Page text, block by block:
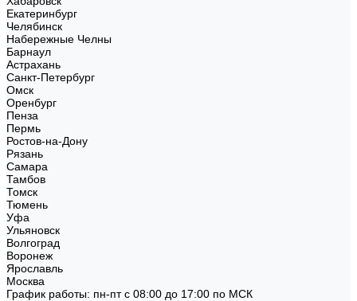
Екатеринбург
Челябинск
Набережные Челны
Барнаул
Астрахань
Санкт-Петербург
Омск
Оренбург
Пенза
Пермь
Ростов-на-Дону
Рязань
Самара
Тамбов
Томск
Тюмень
Уфа
Ульяновск
Волгоград
Воронеж
Ярославль
Москва
График работы: пн-пт с 08:00 до 17:00 по МСК